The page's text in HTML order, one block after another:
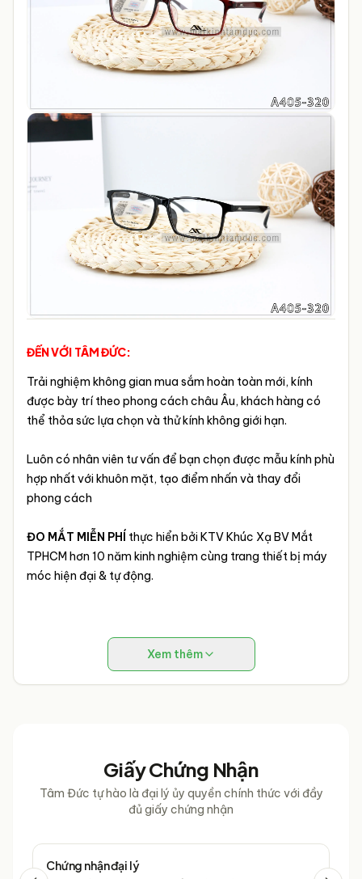
ĐẾN VỚI TÂM ĐỨC:
Trải nghiệm không gian mua sắm hoàn toàn mới, kính
được bày trí theo phong cách châu Âu, khách hàng có
thể thỏa sức lựa chọn và thử kính không giới hạn.
Luôn có nhân viên tư vấn để bạn chọn được mẫu kính phù
hợp nhất với khuôn mặt, tạo điểm nhấn và thay đổi
phong cách
ĐO MẮT MIỄN PHÍ thực hiển bởi KTV Khúc Xạ BV Mắt
TPHCM hơn 10 năm kinh nghiệm cùng trang thiết bị máy
móc hiện đại & tự động.
Xem thêm
Giấy Chứng Nhận
Tâm Đức tự hào là đại lý ủy quyền chính thức với đầy
đủ giấy chứng nhận
Chứng nhận đại lý